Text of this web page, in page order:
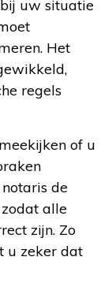
uw situatie
Het
regels
of u
de
alle
zijn. Zo
u zeker dat